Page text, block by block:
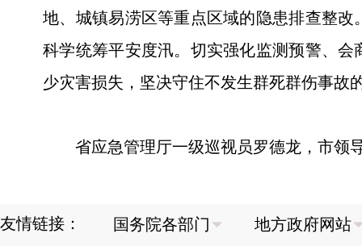
地、城镇易涝区等重点区域的隐患排查整
科学统筹平安度汛。切实强化监测预警、
少灾害损失，坚决守住不发生群死群伤事故
省应急管理厅一级巡视员罗德龙，市领
友情链接：